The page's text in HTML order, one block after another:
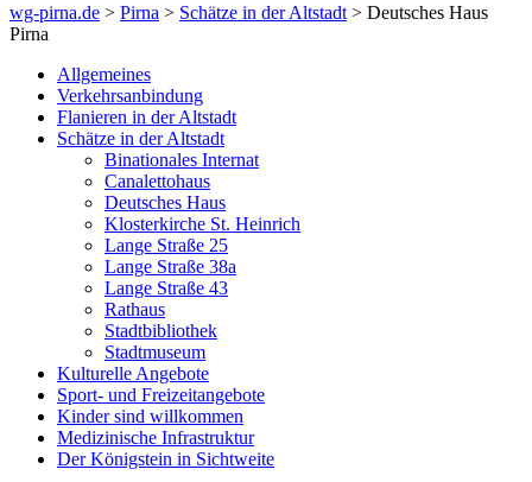
wg-pirna.de > Pirna > Schätze in der Altstadt > Deutsches Haus
Pirna
Allgemeines
Verkehrsanbindung
Flanieren in der Altstadt
Schätze in der Altstadt
Binationales Internat
Canalettohaus
Deutsches Haus
Klosterkirche St. Heinrich
Lange Straße 25
Lange Straße 38a
Lange Straße 43
Rathaus
Stadtbibliothek
Stadtmuseum
Kulturelle Angebote
Sport- und Freizeitangebote
Kinder sind willkommen
Medizinische Infrastruktur
Der Königstein in Sichtweite